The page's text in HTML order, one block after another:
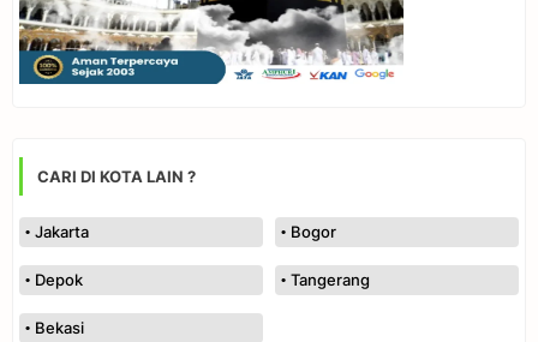
CARI DI KOTA LAIN ?
Jakarta Bogor
Depok Tangerang
Bekasi